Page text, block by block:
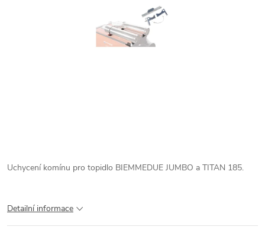
Uchycení komínu pro topidlo BIEMMEDUE JUMBO a TITAN 185.
Detailní informace